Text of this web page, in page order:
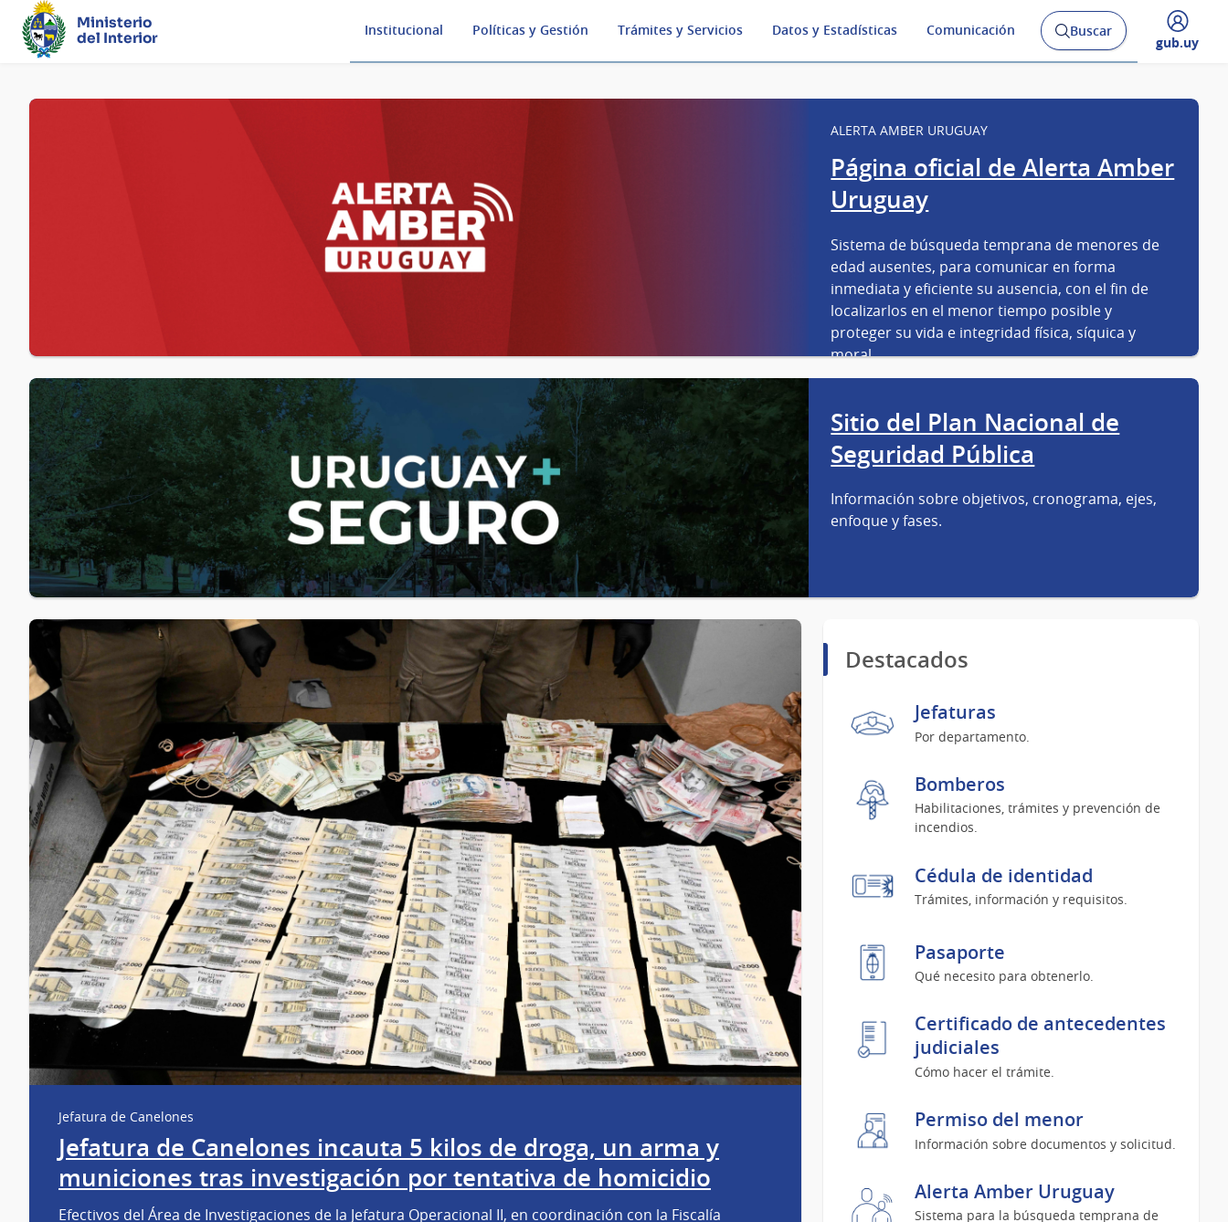
Ministerio
del Interior
Institucional Políticas y Gestión Trámites y Servicios Datos y Estadísticas Comunicación
Abrir
buscador
Buscar
Desplegar
gub.uy
Página
ALERTA AMBER URUGUAY
Página oficial de Alerta Amber
Uruguay
Sistema de búsqueda temprana de menores de
edad ausentes, para comunicar en forma
inmediata y eficiente su ausencia, con el fin de
localizarlos en el menor tiempo posible y
proteger su vida e integridad física, síquica y
moral.
Sitio del Plan Nacional de
Seguridad Pública
Información sobre objetivos, cronograma, ejes,
enfoque y fases.
Jefatura de Canelones
Jefatura de Canelones incauta 5 kilos de droga, un arma y
municiones tras investigación por tentativa de homicidio
Efectivos del Área de Investigaciones de la Jefatura Operacional II, en coordinación con la Fiscalía
Destacados
Jefaturas
Por departamento.
Bomberos
Habilitaciones, trámites y prevención de
incendios.
Cédula de identidad
Trámites, información y requisitos.
Pasaporte
Qué necesito para obtenerlo.
Certificado de antecedentes
judiciales
Cómo hacer el trámite.
Permiso del menor
Información sobre documentos y solicitud.
Alerta Amber Uruguay
Sistema para la búsqueda temprana de